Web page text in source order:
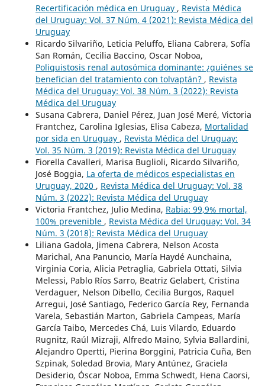
Recertificación médica en Uruguay , Revista Médica
del Uruguay: Vol. 37 Núm. 4 (2021): Revista Médica del
Uruguay
Ricardo Silvariño, Leticia Peluffo, Eliana Cabrera, Sofía
San Román, Cecilia Baccino, Oscar Noboa,
Poliquistosis renal autosómica dominante: ¿quiénes se
benefician del tratamiento con tolvaptán? , Revista
Médica del Uruguay: Vol. 38 Núm. 3 (2022): Revista
Médica del Uruguay
Susana Cabrera, Daniel Pérez, Juan José Meré, Victoria
Frantchez, Carolina Iglesias, Elisa Cabeza, Mortalidad
por sida en Uruguay , Revista Médica del Uruguay:
Vol. 35 Núm. 3 (2019): Revista Médica del Uruguay
Fiorella Cavalleri, Marisa Buglioli, Ricardo Silvariño,
José Boggia, La oferta de médicos especialistas en
Uruguay, 2020 , Revista Médica del Uruguay: Vol. 38
Núm. 3 (2022): Revista Médica del Uruguay
Victoria Frantchez, Julio Medina, Rabia: 99,9% mortal,
100% prevenible , Revista Médica del Uruguay: Vol. 34
Núm. 3 (2018): Revista Médica del Uruguay
Liliana Gadola, Jimena Cabrera, Nelson Acosta
Marichal, Ana Panuncio, María Haydé Aunchaina,
Virginia Coria, Alicia Petraglia, Gabriela Ottati, Silvia
Melessi, Pablo Ríos Sarro, Beatriz Gelabert, Cristina
Verdaguer, Nelson Dibello, Cecilia Burgos, Raquel
Arregui, José Santiago, Federico García Rey, Fernanda
Varela, Sebastián Marton, Gabriela Campeas, María
García Taibo, Mercedes Chá, Luis Vilardo, Eduardo
Rugnitz, Raúl Mizraji, Alfredo Maino, Sylvia Ballardini,
Alejandro Opertti, Pierina Borggini, Patricia Cuña, Ben
Szpinak, Soledad Brovia, Mary Antúnez, Graciela
Desiderio, Óscar Noboa, Emma Schwedt, Hena Caorsi,